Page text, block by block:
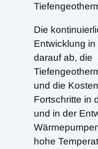
Die
Entwicklung
darauf ab, die
und die
Fortschritte in
und in der
hohe